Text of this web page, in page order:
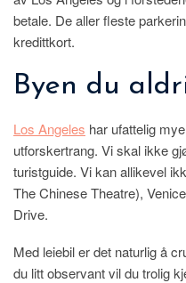
betale. De aller fleste
kredittkort.
Byen du
Los Angeles har ufattelig
utforskertrang. Vi skal ikke
turistguide. Vi kan allikevel
The Chinese Theatre),
Drive.
Med leiebil er det naturlig å
du litt observant vil du trolig